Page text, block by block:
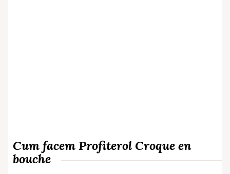
Cum facem Profiterol Croque en
bouche